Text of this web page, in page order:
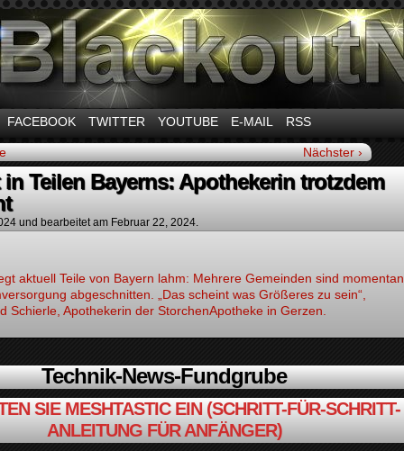
Stromausfall
FACEBOOK TWITTER YOUTUBE E-MAIL RSS
Nächster ›
Teilen Bayerns: Apothekerin trotzdem
und bearbeitet am Februar 22, 2024.
aktuell Teile von Bayern lahm: Mehrere Gemeinden sind momentan
abgeschnitten. „Das scheint was Größeres zu sein“,
Schierle, Apothekerin der StorchenApotheke in Gerzen.
Technik-News-Fundgrube
SIE MESHTASTIC EIN (SCHRITT-FÜR-SCHRITT-
ANLEITUNG FÜR ANFÄNGER)